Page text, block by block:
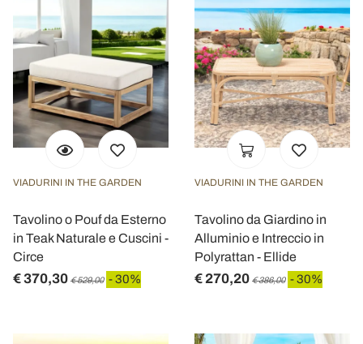
VIADURINI IN THE GARDEN
Tavolino o Pouf da Esterno
in Teak Naturale e Cuscini -
Circe
€ 370,30 € 529,00 - 30%
VIADURINI IN THE GARDEN
Tavolino da Giardino in
Alluminio e Intreccio in
Polyrattan - Ellide
€ 270,20 € 386,00 - 30%